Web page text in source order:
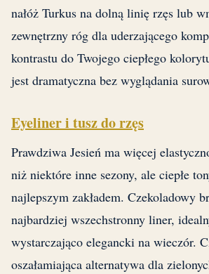
nałóż Turkus na dolną linię rzęs lub
zewnętrzny róg dla uderzającego
kontrastu do Twojego ciepłego
jest dramatyczna bez wyglądania
Eyeliner i tusz do rzęs
Prawdziwa Jesień ma więcej
niż niektóre inne sezony, ale ciepłe
najlepszym zakładem. Czekoladowy
najbardziej wszechstronny liner,
wystarczająco elegancki na wieczór.
oszałamiająca alternatywa dla